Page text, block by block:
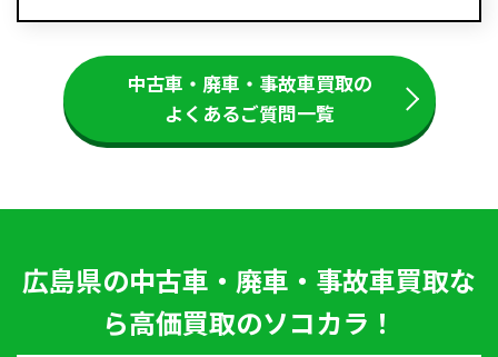
中古車・廃車・事故車買取の
よくあるご質問一覧
広島県の中古車・廃車・事故車買取な
ら高価買取のソコカラ！